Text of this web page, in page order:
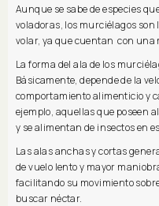
Aunque se sabe de especies
voladoras, los murciélagos
volar, ya que cuentan con una
La forma del ala de los
Básicamente, depende de la
comportamiento alimenticio y
ejemplo, aquellas que poseen
y se alimentan de insectos en
Las alas anchas y cortas
de vuelo lento y mayor
facilitando su movimiento
buscar néctar.